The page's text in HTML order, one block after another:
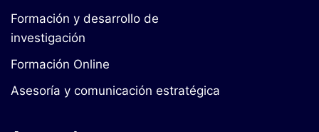
Formación y desarrollo de
investigación
Formación Online
Asesoría y comunicación estratégica